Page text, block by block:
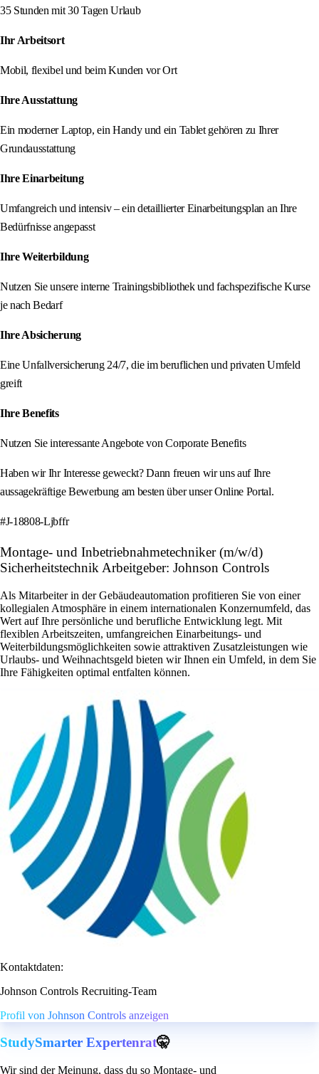
35 Stunden mit 30 Tagen Urlaub
Ihr Arbeitsort
Mobil, flexibel und beim Kunden vor Ort
Ihre Ausstattung
Ein moderner Laptop, ein Handy und ein Tablet gehören zu Ihrer
Grundausstattung
Ihre Einarbeitung
Umfangreich und intensiv – ein detaillierter Einarbeitungsplan an Ihre
Bedürfnisse angepasst
Ihre Weiterbildung
Nutzen Sie unsere interne Trainingsbibliothek und fachspezifische Kurse
je nach Bedarf
Ihre Absicherung
Eine Unfallversicherung 24/7, die im beruflichen und privaten Umfeld
greift
Ihre Benefits
Nutzen Sie interessante Angebote von Corporate Benefits
Haben wir Ihr Interesse geweckt? Dann freuen wir uns auf Ihre
aussagekräftige Bewerbung am besten über unser Online Portal.
#J-18808-Ljbffr
Montage- und Inbetriebnahmetechniker (m/w/d)
Sicherheitstechnik Arbeitgeber: Johnson Controls
Als Mitarbeiter in der Gebäudeautomation profitieren Sie von einer
kollegialen Atmosphäre in einem internationalen Konzernumfeld, das
Wert auf Ihre persönliche und berufliche Entwicklung legt. Mit
flexiblen Arbeitszeiten, umfangreichen Einarbeitungs- und
Weiterbildungsmöglichkeiten sowie attraktiven Zusatzleistungen wie
Urlaubs- und Weihnachtsgeld bieten wir Ihnen ein Umfeld, in dem Sie
Ihre Fähigkeiten optimal entfalten können.
Kontaktdaten:
Johnson Controls Recruiting-Team
Profil von Johnson Controls anzeigen
StudySmarter Expertenrat🤫
Wir sind der Meinung, dass du so Montage- und